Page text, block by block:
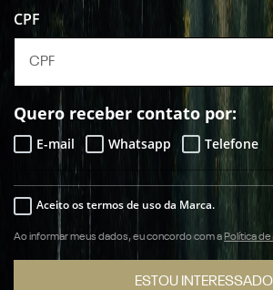
CPF
Quero receber contato por:
E-mail Whatsapp Telefone
Aceito os termos de uso da Marca.
Ao informar meus dados, eu concordo com a Política
ESTOU INTERESSADO